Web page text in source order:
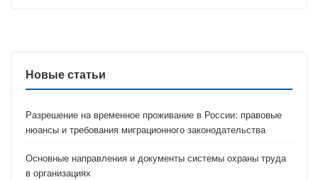
Новые статьи
Разрешение на временное проживание в России: правовые
нюансы и требования миграционного законодательства
Основные направления и документы системы охраны труда
в организациях